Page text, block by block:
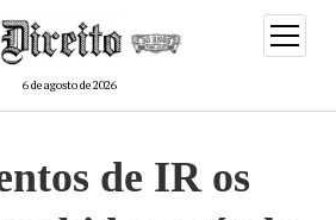
6 de agosto de 2026
menu
de
de IR os